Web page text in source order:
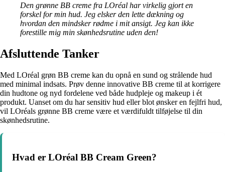
Den grønne BB creme fra LOréal har virkelig gjort en
forskel for min hud. Jeg elsker den lette dækning og
hvordan den mindsker rødme i mit ansigt. Jeg kan ikke
forestille mig min skønhedsrutine uden den!
Afsluttende Tanker
Med LOréal grøn BB creme kan du opnå en sund og strålende hud
med minimal indsats. Prøv denne innovative BB creme til at korrigere
din hudtone og nyd fordelene ved både hudpleje og makeup i ét
produkt. Uanset om du har sensitiv hud eller blot ønsker en fejlfri hud,
vil LOréals grønne BB creme være et værdifuldt tilføjelse til din
skønhedsrutine.
Hvad er LOréal BB Cream Green?